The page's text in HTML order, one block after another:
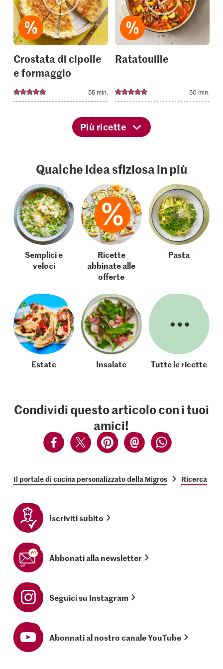
to
your
collections.
Crostata di cipolle
e formaggio
55 min.
to
Ratatouille
50 min.
Più ricette
Qualche idea sfiziosa in più
Semplici e
veloci
Ricette
abbinate alle
offerte
Pasta
Estate Insalate Tutte le ricette
Condividi questo articolo con i tuoi
amici!
Il portale di cucina personalizzato della Migros Ricerca
Iscriviti subito
Abbonati alla newsletter
Seguici su Instagram
Abonnati al nostro canale YouTube